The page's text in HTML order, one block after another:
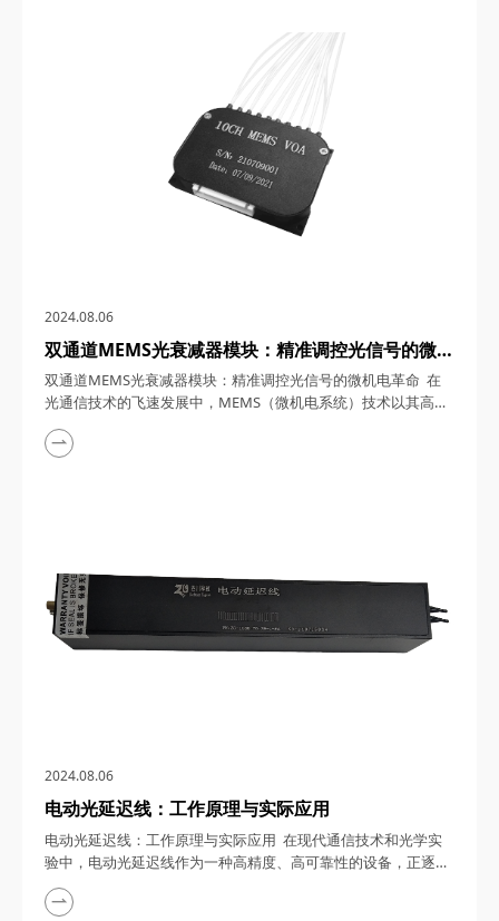
迟线的工作原理 固定光延迟线，作为一种精密的光学设备，其
2024.08.06
双通道MEMS光衰减器模块：精准调控光信号的微机
电革命
双通道MEMS光衰减器模块：精准调控光信号的微机电革命 在
光通信技术的飞速发展中，MEMS（微机电系统）技术以其高精
度、高稳定性和快速响应的特点，正逐步成为光信号调控领域的
核心力量。其中，双通道MEMS光衰减器模块作为这一技术的杰
2024.08.06
电动光延迟线：工作原理与实际应用
电动光延迟线：工作原理与实际应用 在现代通信技术和光学实
验中，电动光延迟线作为一种高精度、高可靠性的设备，正逐步
成为关键性技术。本文将深入探讨电动光延迟线的工作原理及其
广泛的应用范围，带您领略这一前沿科技的魅力。 一、工作原